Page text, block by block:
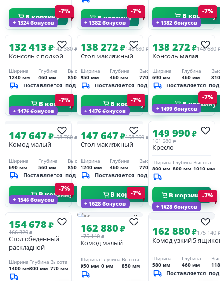
В корзину В корзину В корзину
+ 1324 бонусов
-7%
132 413₽142 380 ₽
Консоль с полкой
Ширина
1240 мм
Глубина
460 мм
Высота
850 мм
Поставляется_под_заказ
В корзину
+ 1382 бонусов
-7%
138 272₽148 680 ₽
Стол макияжный
Ширина
950 мм
Глубина
460 мм
Высота
770 мм
Поставляется_под_заказ
В корзину
+ 1382 бонусов
-7%
138 272₽148 680 ₽
Консоль малая
Ширина
690 мм
Глубина
460 мм
В корзину
+ 1476 бонусов
-7%
147 647₽158 760 ₽
Комод малый
Ширина
690 мм
Глубина
560 мм
Высота
850 мм
Поставляется_под_заказ
В корзину
+ 1476 бонусов
-7%
147 647₽158 760 ₽
Стол макияжный
Ширина
1240 мм
Глубина
460 мм
Высота
770 мм
Поставляется_под_заказ
В корзину
+ 1499 бонусов
-7%
149 990₽
161 280 ₽
Кресло
Ширина
800 мм
Глубина
800 мм
Высота
1010 мм
В корзину
+ 1546 бонусов
-7%
154 678₽
166 320 ₽
Стол обеденный
раскладной
Ширина
1400 мм
Глубина
800 мм
Высота
770 мм
+ 1628 бонусов
-7%
162 880₽
175 140 ₽
Комод малый
Ширина
950 мм
Глубина
0 мм
Высота
850 мм
+ 1628 бонусов
-7%
162 880₽175 140 ₽
Комод узкий 5
Ширина
580 мм
Глубина
460 мм